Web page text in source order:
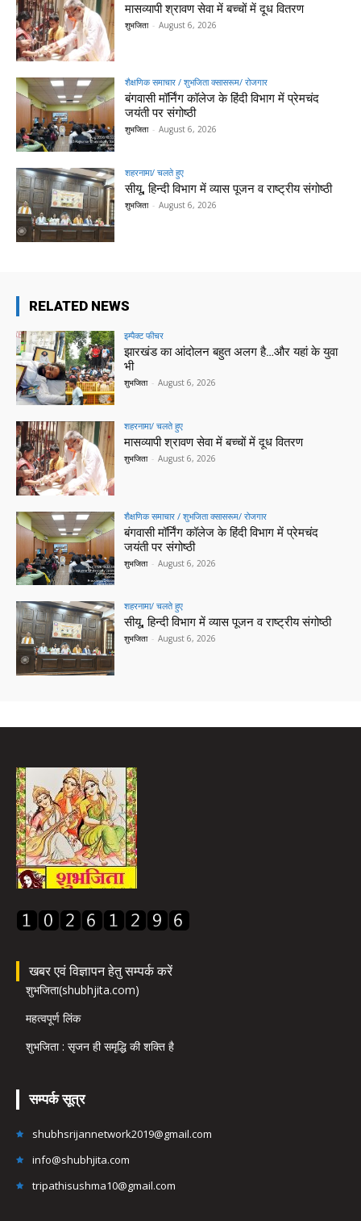
मासव्यापी श्रावण सेवा में बच्चों में दूध वितरण
शुभजिता - August 6, 2026
शैक्षणिक समाचार / शुभजिता क्सासरूम/ रोजगार
बंगवासी मॉर्निंग कॉलेज के हिंदी विभाग में प्रेमचंद
जयंती पर संगोष्ठी
शुभजिता - August 6, 2026
शहरनामा/ चलते हुए
सीयू, हिन्दी विभाग में व्यास पूजन व राष्ट्रीय संगोष्ठी
शुभजिता - August 6, 2026
RELATED NEWS
इम्पैक्ट फीचर
झारखंड का आंदोलन बहुत अलग है…और यहां के युवा
भी
शुभजिता - August 6, 2026
शहरनामा/ चलते हुए
मासव्यापी श्रावण सेवा में बच्चों में दूध वितरण
शुभजिता - August 6, 2026
शैक्षणिक समाचार / शुभजिता क्सासरूम/ रोजगार
बंगवासी मॉर्निंग कॉलेज के हिंदी विभाग में प्रेमचंद
जयंती पर संगोष्ठी
शुभजिता - August 6, 2026
शहरनामा/ चलते हुए
सीयू, हिन्दी विभाग में व्यास पूजन व राष्ट्रीय संगोष्ठी
शुभजिता - August 6, 2026
खबर एवं विज्ञापन हेतु सम्पर्क करें
शुभजिता(shubhjita.com)
महत्वपूर्ण लिंक
शुभजिता : सृजन ही समृद्धि की शक्ति है
सम्पर्क सूत्र
shubhsrijannetwork2019@gmail.com
info@shubhjita.com
tripathisushma10@gmail.com